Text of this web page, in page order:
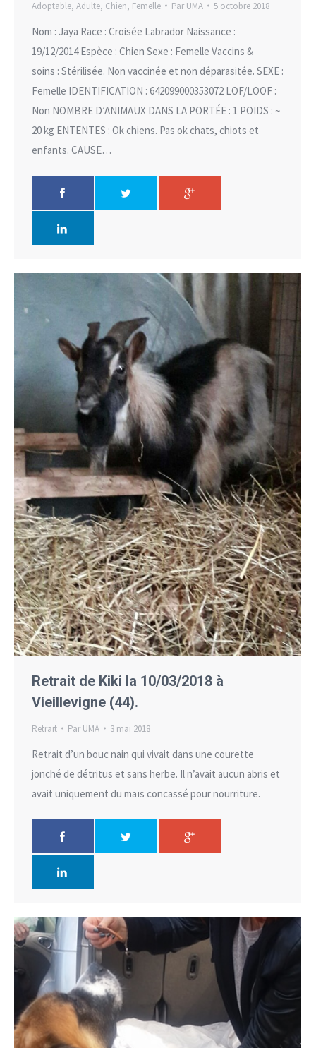
Adoptable, Adulte, Chien, Femelle Par UMA 5 octobre 2018
Nom : Jaya Race : Croisée Labrador Naissance :
19/12/2014 Espèce : Chien Sexe : Femelle Vaccins &
soins : Stérilisée. Non vaccinée et non déparasitée. SEXE :
Femelle IDENTIFICATION : 642099000353072 LOF/LOOF :
Non NOMBRE D’ANIMAUX DANS LA PORTÉE : 1 POIDS : ~
20 kg ENTENTES : Ok chiens. Pas ok chats, chiots et
enfants. CAUSE…
Retrait de Kiki la 10/03/2018 à
Vieillevigne (44).
Retrait Par UMA 3 mai 2018
Retrait d’un bouc nain qui vivait dans une courette
jonché de détritus et sans herbe. Il n’avait aucun abris et
avait uniquement du maïs concassé pour nourriture.